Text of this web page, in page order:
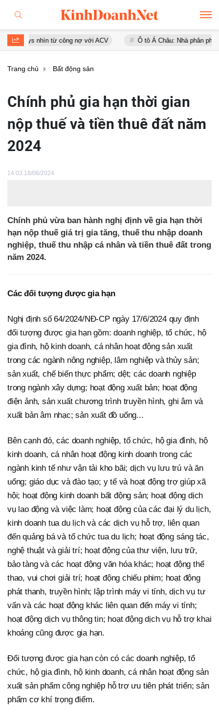
nhìn từ công nợ với ACV Ô tô Á Châu: Nhà phân phối Audi tại
Trang chủ Bất động sản
Chính phủ gia hạn thời gian
nộp thuế và tiền thuê đất năm
2024
14:03 18/06/2024
Chính phủ vừa ban hành nghị định về gia hạn thời
hạn nộp thuế giá trị gia tăng, thuế thu nhập doanh
nghiệp, thuế thu nhập cá nhân và tiền thuê đất trong
năm 2024.
Các đối tượng được gia hạn
Nghị định số 64/2024/NĐ-CP ngày 17/6/2024 quy định
đối tượng được gia hạn gồm: doanh nghiệp, tổ chức, hộ
gia đình, hộ kinh doanh, cá nhân hoạt động sản xuất
trong các ngành nông nghiệp, lâm nghiệp và thủy sản;
sản xuất, chế biến thực phẩm; dệt; các doanh nghiệp
trong ngành xây dựng; hoạt động xuất bản; hoạt động
điện ảnh, sản xuất chương trình truyền hình, ghi âm và
xuất bản âm nhạc; sản xuất đồ uống...
Bên cạnh đó, các doanh nghiệp, tổ chức, hộ gia đình, hộ
kinh doanh, cá nhân hoạt động kinh doanh trong các
ngành kinh tế như vận tải kho bãi; dịch vụ lưu trú và ăn
uống; giáo dục và đào tạo; y tế và hoạt động trợ giúp xã
hội; hoạt động kinh doanh bất động sản; hoạt động dịch
vụ lao động và việc làm; hoạt động của các đại lý du lịch,
kinh doanh tua du lịch và các dịch vụ hỗ trợ, liên quan
đến quảng bá và tổ chức tua du lịch; hoạt động sáng tác,
nghệ thuật và giải trí; hoạt động của thư viện, lưu trữ,
bảo tàng và các hoạt động văn hóa khác; hoạt động thể
thao, vui chơi giải trí; hoạt động chiếu phim; hoạt động
phát thanh, truyền hình; lập trình máy vi tính, dịch vụ tư
vấn và các hoạt động khác liên quan đến máy vi tính;
hoạt động dịch vụ thông tin; hoạt động dịch vụ hỗ trợ khai
khoáng cũng được gia hạn.
Đối tượng được gia hạn còn có các doanh nghiệp, tổ
chức, hộ gia đình, hộ kinh doanh, cá nhân hoạt động sản
xuất sản phẩm công nghiệp hỗ trợ ưu tiên phát triển; sản
phẩm cơ khí trọng điểm.